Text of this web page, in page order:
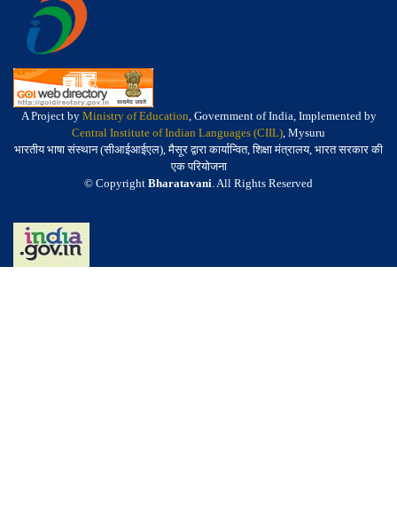
A Project by Ministry of Education, Government of India, Implemented by
Central Institute of Indian Languages (CIIL), Mysuru
भारतीय भाषा संस्थान (सीआईआईएल), मैसूर द्वारा कार्यान्वित, शिक्षा मंत्रालय, भारत सरकार की
एक परियोजना
© Copyright Bharatavani. All Rights Reserved